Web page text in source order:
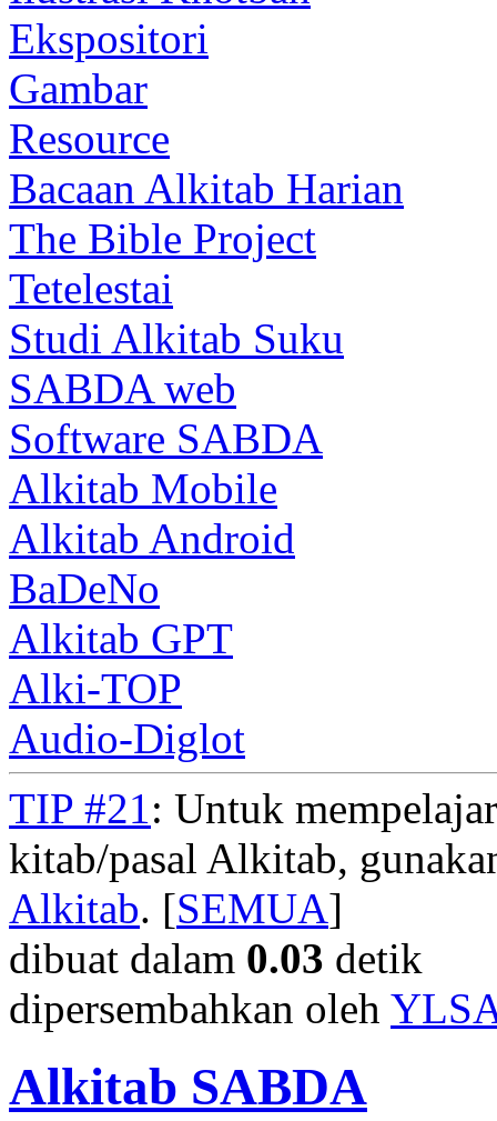
Ekspositori
Gambar
Resource
Bacaan Alkitab Harian
The Bible Project
Tetelestai
Studi Alkitab Suku
SABDA web
Software SABDA
Alkitab Mobile
Alkitab Android
BaDeNo
Alkitab GPT
Alki-TOP
Audio-Diglot
TIP #21: Untuk
kitab/pasal Alkitab,
Alkitab. [SEMUA]
dibuat dalam 0.03 detik
dipersembahkan oleh
Alkitab SABDA